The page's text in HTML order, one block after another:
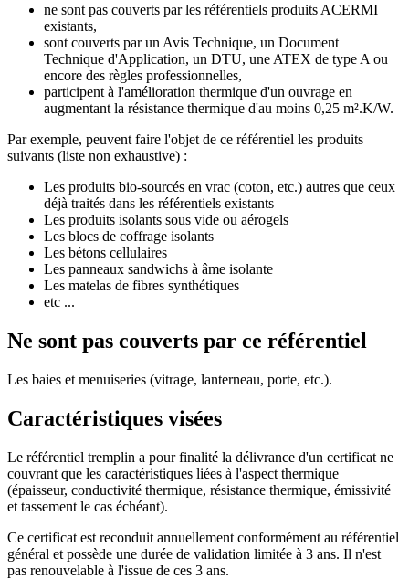
ne sont pas couverts par les référentiels produits ACERMI
existants,
sont couverts par un Avis Technique, un Document
Technique d'Application, un DTU, une ATEX de type A ou
encore des règles professionnelles,
participent à l'amélioration thermique d'un ouvrage en
augmentant la résistance thermique d'au moins 0,25 m².K/W.
Par exemple, peuvent faire l'objet de ce référentiel les produits
suivants (liste non exhaustive) :
Les produits bio-sourcés en vrac (coton, etc.) autres que ceux
déjà traités dans les référentiels existants
Les produits isolants sous vide ou aérogels
Les blocs de coffrage isolants
Les bétons cellulaires
Les panneaux sandwichs à âme isolante
Les matelas de fibres synthétiques
etc ...
Ne sont pas couverts par ce référentiel
Les baies et menuiseries (vitrage, lanterneau, porte, etc.).
Caractéristiques visées
Le référentiel tremplin a pour finalité la délivrance d'un certificat ne
couvrant que les caractéristiques liées à l'aspect thermique
(épaisseur, conductivité thermique, résistance thermique, émissivité
et tassement le cas échéant).
Ce certificat est reconduit annuellement conformément au référentiel
général et possède une durée de validation limitée à 3 ans. Il n'est
pas renouvelable à l'issue de ces 3 ans.